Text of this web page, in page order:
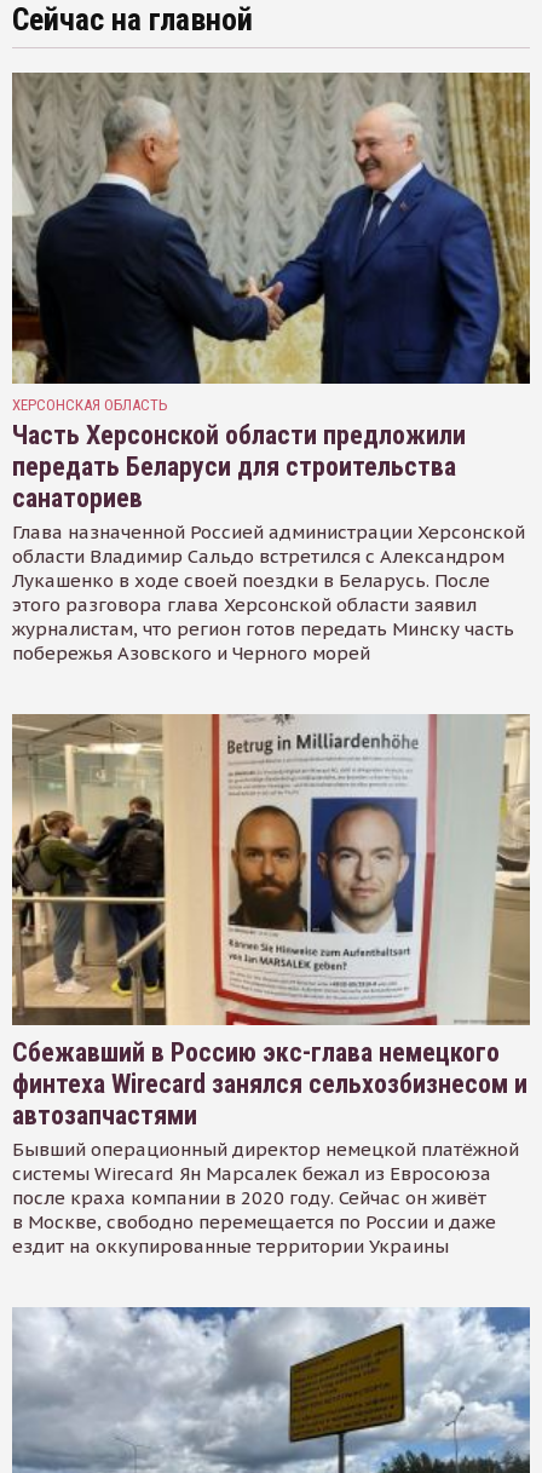
Сейчас на главной
ХЕРСОНСКАЯ ОБЛАСТЬ
Часть Херсонской области предложили
передать Беларуси для строительства
санаториев
Глава назначенной Россией администрации Херсонской
области Владимир Сальдо встретился с Александром
Лукашенко в ходе своей поездки в Беларусь. После
этого разговора глава Херсонской области заявил
журналистам, что регион готов передать Минску часть
побережья Азовского и Черного морей
Сбежавший в Россию экс-глава немецкого
финтеха Wirecard занялся сельхозбизнесом и
автозапчастями
Бывший операционный директор немецкой платёжной
системы Wirecard Ян Марсалек бежал из Евросоюза
после краха компании в 2020 году. Сейчас он живёт
в Москве, свободно перемещается по России и даже
ездит на оккупированные территории Украины